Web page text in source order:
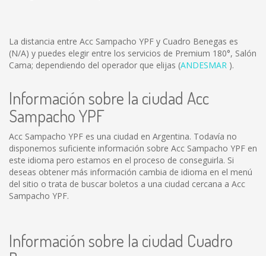
La distancia entre Acc Sampacho YPF y Cuadro Benegas es
(N/A) y puedes elegir entre los servicios de Premium 180°, Salón
Cama; dependiendo del operador que elijas (ANDESMAR ).
Información sobre la ciudad Acc
Sampacho YPF
Acc Sampacho YPF es una ciudad en Argentina. Todavía no
disponemos suficiente información sobre Acc Sampacho YPF en
este idioma pero estamos en el proceso de conseguirla. Si
deseas obtener más información cambia de idioma en el menú
del sitio o trata de buscar boletos a una ciudad cercana a Acc
Sampacho YPF.
Información sobre la ciudad Cuadro